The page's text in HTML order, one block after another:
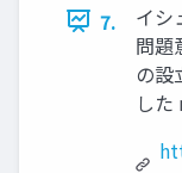
7.
イシ
問題
の
し